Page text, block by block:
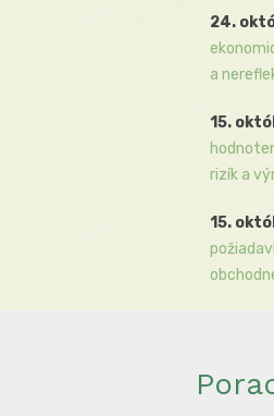
24.
a
15.
rizík a
15.